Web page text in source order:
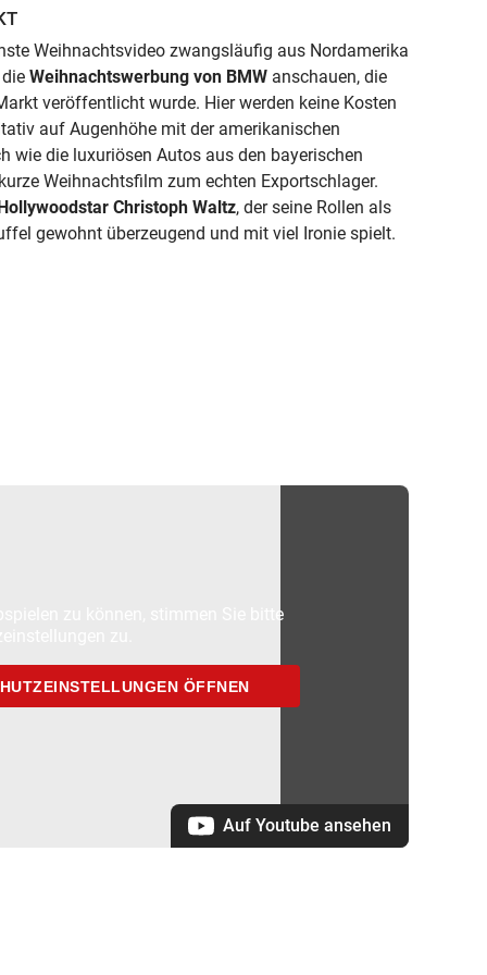
Weihnachtsvideo zwangsläufig aus Nordamerika
Weihnachtswerbung von BMW anschauen, die
veröffentlicht wurde. Hier werden keine Kosten
auf Augenhöhe mit der amerikanischen
wie die luxuriösen Autos aus den bayerischen
Weihnachtsfilm zum echten Exportschlager.
Hollywoodstar Christoph Waltz, der seine Rollen als
gewohnt überzeugend und mit viel Ironie spielt.
zu können, stimmen Sie bitte
zu.
ÖFFNEN
Auf Youtube ansehen